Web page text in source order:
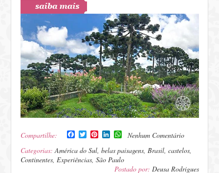
Compartilhe: Facebook
TwitterPinterestLinkedInWhatsApp
Nenhum Comentário
Categorias:América do Sul ,belas paisagens Brasil ,castelos
Continentes Experiências ,São Paulo
Postado por: Deusa Rodrigues